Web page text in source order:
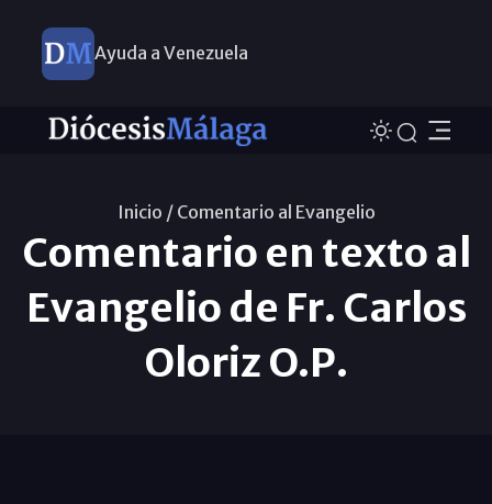
Ayuda a Venezuela
Inicio / Comentario al Evangelio
Comentario en texto al
Evangelio de Fr. Carlos
Oloriz O.P.